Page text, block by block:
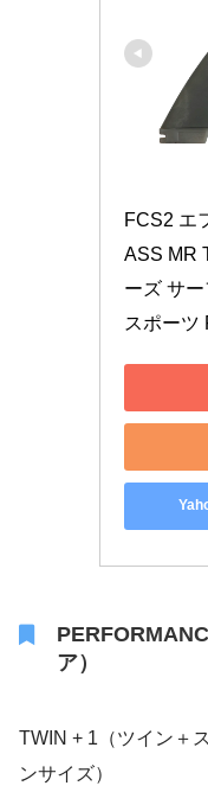
FCS2 エ
ASS MR
ーズ サ
スポーツ
ア）
TWIN + 1（ツイン＋
ンサイズ）